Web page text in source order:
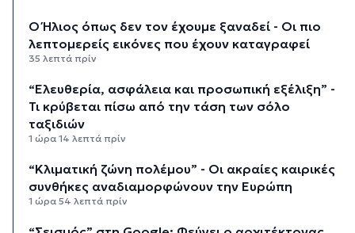
Ο Ήλιος όπως δεν τον έχουμε ξαναδεί - Οι πιο
λεπτομερείς εικόνες που έχουν καταγραφεί
35 λεπτά πρίν
“Ελευθερία, ασφάλεια και προσωπική εξέλιξη” -
Τι κρύβεται πίσω από την τάση των σόλο
ταξιδιών
1 ώρα 14 λεπτά πρίν
“Κλιματική ζώνη πολέμου” - Οι ακραίες καιρικές
συνθήκες αναδιαμορφώνουν την Ευρώπη
1 ώρα 54 λεπτά πρίν